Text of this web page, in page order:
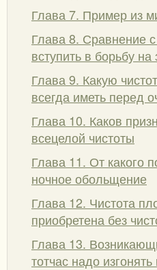
Глава 7. Пример из
Глава 8. Сравнение
вступить в борьбу
Глава 9. Какую
всегда иметь перед
Глава 10. Каков
всецелой чистоты
Глава 11. От какого
ночное обольщение
Глава 12. Чистота
приобретена без
Глава 13.
тотчас надо